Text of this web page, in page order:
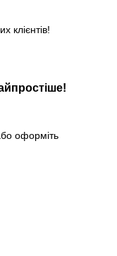
клієнтів!
оформіть